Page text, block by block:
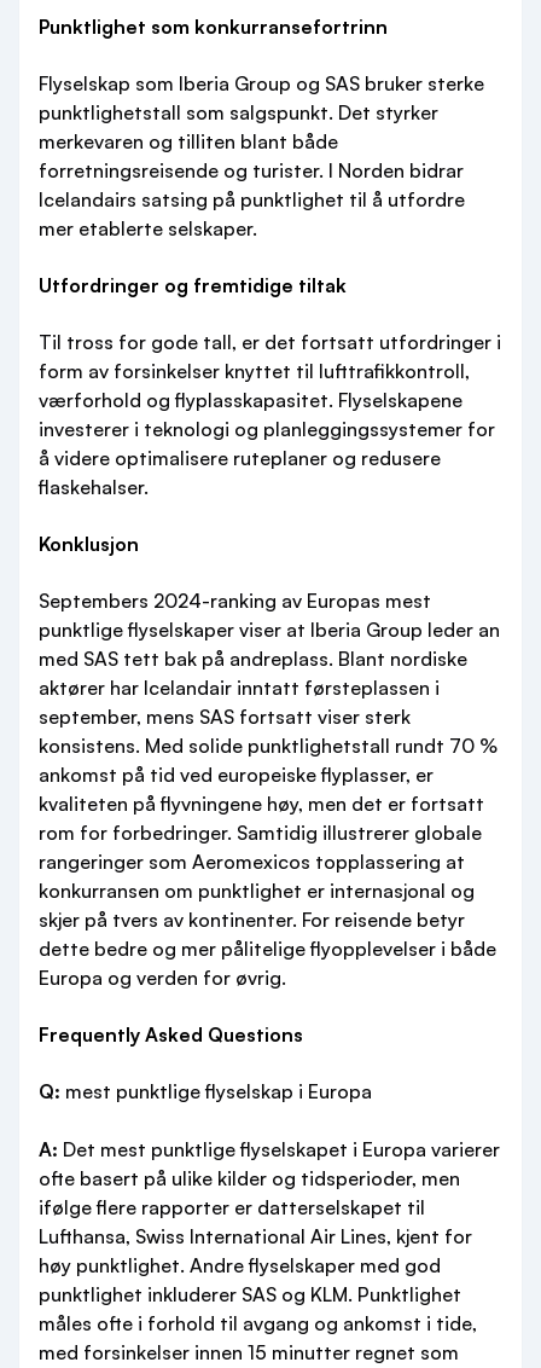
Punktlighet som konkurransefortrinn
Flyselskap som Iberia Group og SAS bruker sterke
punktlighetstall som salgspunkt. Det styrker
merkevaren og tilliten blant både
forretningsreisende og turister. I Norden bidrar
Icelandairs satsing på punktlighet til å utfordre
mer etablerte selskaper.
Utfordringer og fremtidige tiltak
Til tross for gode tall, er det fortsatt utfordringer i
form av forsinkelser knyttet til lufttrafikkontroll,
værforhold og flyplasskapasitet. Flyselskapene
investerer i teknologi og planleggingssystemer for
å videre optimalisere ruteplaner og redusere
flaskehalser.
Konklusjon
Septembers 2024-ranking av Europas mest
punktlige flyselskaper viser at Iberia Group leder an
med SAS tett bak på andreplass. Blant nordiske
aktører har Icelandair inntatt førsteplassen i
september, mens SAS fortsatt viser sterk
konsistens. Med solide punktlighetstall rundt 70 %
ankomst på tid ved europeiske flyplasser, er
kvaliteten på flyvningene høy, men det er fortsatt
rom for forbedringer. Samtidig illustrerer globale
rangeringer som Aeromexicos topplassering at
konkurransen om punktlighet er internasjonal og
skjer på tvers av kontinenter. For reisende betyr
dette bedre og mer pålitelige flyopplevelser i både
Europa og verden for øvrig.
Frequently Asked Questions
Q: mest punktlige flyselskap i Europa
A: Det mest punktlige flyselskapet i Europa varierer
ofte basert på ulike kilder og tidsperioder, men
ifølge flere rapporter er datterselskapet til
Lufthansa, Swiss International Air Lines, kjent for
høy punktlighet. Andre flyselskaper med god
punktlighet inkluderer SAS og KLM. Punktlighet
måles ofte i forhold til avgang og ankomst i tide,
med forsinkelser innen 15 minutter regnet som